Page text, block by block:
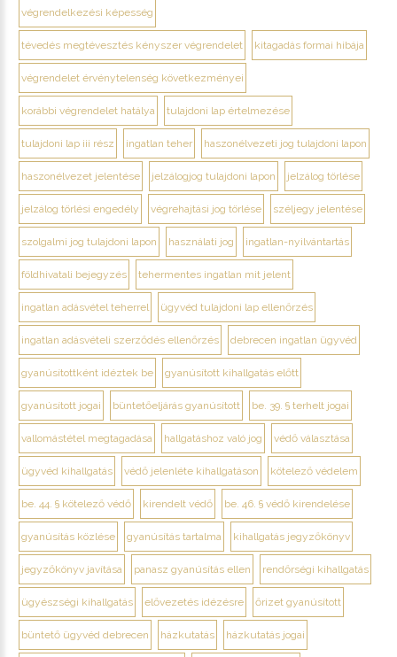
végrendelkezési képesség
tévedés megtévesztés kényszer végrendelet kitagadás formai hibája
végrendelet érvénytelenség következményei
korábbi végrendelet hatálya tulajdoni lap értelmezése
tulajdoni lap iii rész ingatlan teher haszonélvezeti jog tulajdoni lapon
haszonélvezet jelentése jelzálogjog tulajdoni lapon jelzálog törlése
jelzálog törlési engedély végrehajtási jog törlése széljegy jelentése
szolgalmi jog tulajdoni lapon használati jog ingatlan-nyilvántartás
földhivatali bejegyzés tehermentes ingatlan mit jelent
ingatlan adásvétel teherrel ügyvéd tulajdoni lap ellenőrzés
ingatlan adásvételi szerződés ellenőrzés debrecen ingatlan ügyvéd
gyanúsítottként idéztek be gyanúsított kihallgatás előtt
gyanúsított jogai büntetőeljárás gyanúsított be. 39. § terhelt jogai
vallomástétel megtagadása hallgatáshoz való jog védő választása
ügyvéd kihallgatás védő jelenléte kihallgatáson kötelező védelem
be. 44. § kötelező védő kirendelt védő be. 46. § védő kirendelése
gyanúsítás közlése gyanúsítás tartalma kihallgatás jegyzőkönyv
jegyzőkönyv javítása panasz gyanúsítás ellen rendőrségi kihallgatás
ügyészségi kihallgatás elővezetés idézésre őrizet gyanúsított
büntető ügyvéd debrecen házkutatás házkutatás jogai